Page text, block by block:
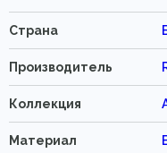
Страна
Производитель
Коллекция
Материал